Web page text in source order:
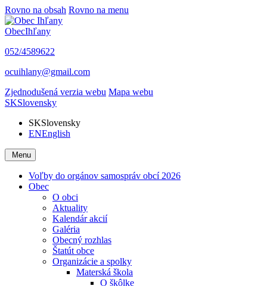
Rovno na obsah Rovno na menu
ObecIhľany
052/4589622
ocuihlany@gmail.com
Zjednodušená verzia webu Mapa webu
SKSlovensky
SKSlovensky
ENEnglish
Menu
Voľby do orgánov samospráv obcí 2026
Obec
O obci
Aktuality
Kalendár akcií
Galéria
Obecný rozhlas
Štatút obce
Organizácie a spolky
Materská škola
O škôlke